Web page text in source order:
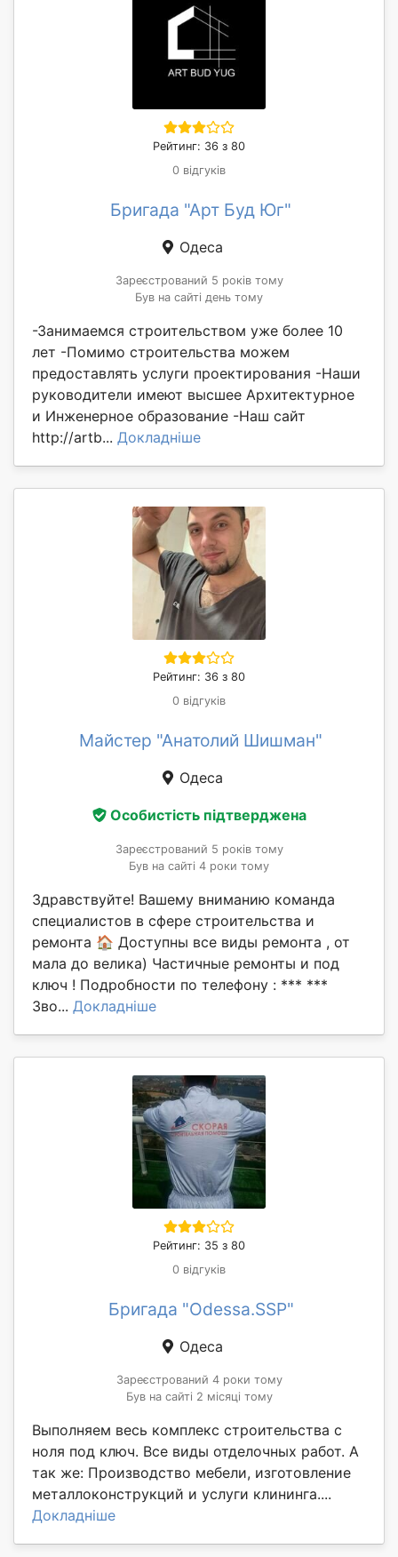
Рейтинг: 36 з 80
0 відгуків
Бригада "Арт Буд Юг"
Одеса
Зареєстрований 5 років тому
Був на сайті день тому
-Занимаемся строительством уже более 10
лет -Помимо строительства можем
предоставлять услуги проектирования -Наши
руководители имеют высшее Архитектурное
и Инженерное образование -Наш сайт
http://artb... Докладніше
Рейтинг: 36 з 80
0 відгуків
Майстер "Анатолий Шишман"
Одеса
Особистість підтверджена
Зареєстрований 5 років тому
Був на сайті 4 роки тому
Здравствуйте! Вашему вниманию команда
специалистов в сфере строительства и
ремонта 🏠 Доступны все виды ремонта , от
мала до велика) Частичные ремонты и под
ключ ! Подробности по телефону : *** ***
Зво... Докладніше
Рейтинг: 35 з 80
0 відгуків
Бригада "Odessa.SSP"
Одеса
Зареєстрований 4 роки тому
Був на сайті 2 місяці тому
Выполняем весь комплекс строительства с
ноля под ключ. Все виды отделочных работ. А
так же: Производство мебели, изготовление
металлоконструкций и услуги клининга....
Докладніше